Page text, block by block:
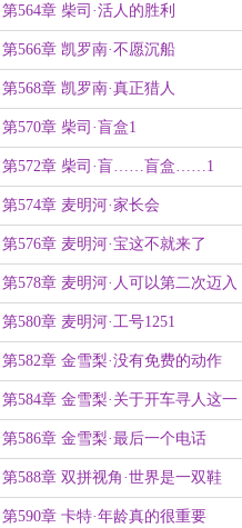
第564章 柴司·活人的胜利
第566章 凯罗南·不愿沉船
第568章 凯罗南·真正猎人
第570章 柴司·盲盒1
第572章 柴司·盲……盲盒……1
第574章 麦明河·家长会
第576章 麦明河·宝这不就来了
第578章 麦明河·人可以第二次迈入
相同的沼泽
第580章 麦明河·工号1251
第582章 金雪梨·没有免费的动作
第584章 金雪梨·关于开车寻人这一
个假设行动
第586章 金雪梨·最后一个电话
第588章 双拼视角·世界是一双鞋
第590章 卡特·年龄真的很重要